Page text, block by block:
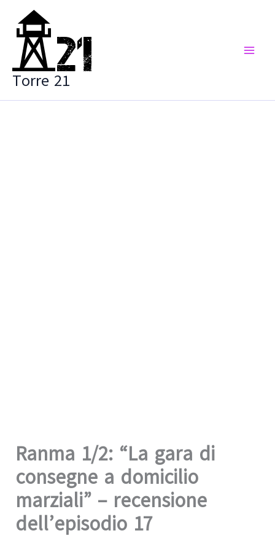
contenuto
Torre 21
Ranma 1/2: “La gara di
consegne a domicilio
marziali” – recensione
dell’episodio 17